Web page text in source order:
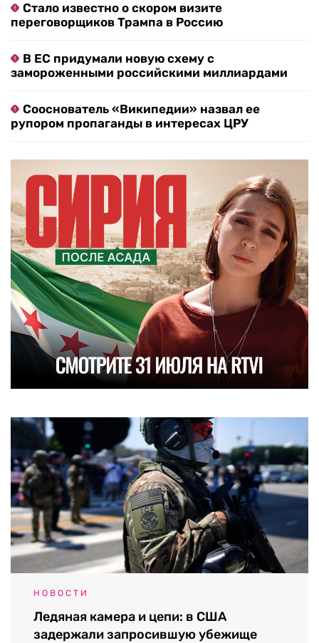
Стало известно о скором визите
переговорщиков Трампа в Россию
В ЕС придумали новую схему с
замороженными российскими миллиардами
Сооснователь «Википедии» назвал ее
рупором пропаганды в интересах ЦРУ
НОВОСТИ
Ледяная камера и цепи: в США
задержали запросившую убежище